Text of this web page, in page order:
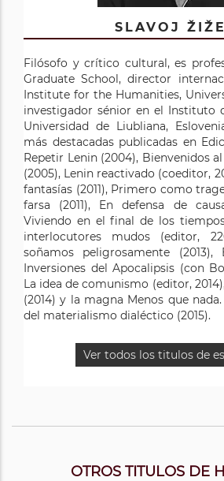
SLAVOJ
Filósofo y crítico cultural, es
Graduate School, director
Institute for the Humanities,
investigador sénior en el Instituto
Universidad de Liubliana,
más destacadas publicadas en
Repetir Lenin (2004), Bienvenidos
(2005), Lenin reactivado (coeditor,
fantasías (2011), Primero como
farsa (2011), En defensa de
Viviendo en el final de los tiempos
interlocutores mudos (editor,
soñamos peligrosamente
Inversiones del Apocalipsis (con
La idea de comunismo (editor,
(2014) y la magna Menos que
del materialismo dialéctico (2015).
Ver todos los titulos de
OTROS TITULOS DE